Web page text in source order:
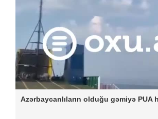
Azərbaycanlıların olduğu gəmiyə PUA